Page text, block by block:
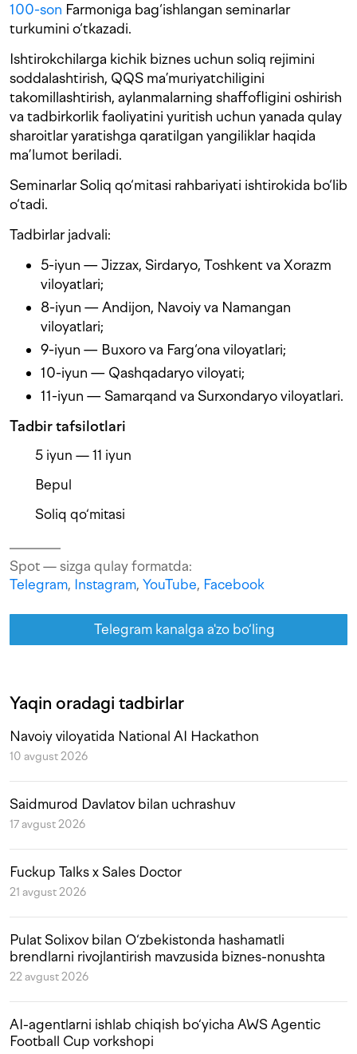
100-son Farmoniga bag‘ishlangan seminarlar
turkumini o‘tkazadi.
Ishtirokchilarga kichik biznes uchun soliq rejimini
soddalashtirish, QQS ma’muriyatchiligini
takomillashtirish, aylanmalarning shaffofligini oshirish
va tadbirkorlik faoliyatini yuritish uchun yanada qulay
sharoitlar yaratishga qaratilgan yangiliklar haqida
ma’lumot beriladi.
Seminarlar Soliq qo‘mitasi rahbariyati ishtirokida bo‘lib
o‘tadi.
Tadbirlar jadvali:
5-iyun — Jizzax, Sirdaryo, Toshkent va Xorazm
viloyatlari;
8-iyun — Andijon, Navoiy va Namangan
viloyatlari;
9-iyun — Buxoro va Farg‘ona viloyatlari;
10-iyun — Qashqadaryo viloyati;
11-iyun — Samarqand va Surxondaryo viloyatlari.
Tadbir tafsilotlari
5 iyun — 11 iyun
Bepul
Soliq qo‘mitasi
Spot — sizga qulay formatda:
Telegram, Instagram, YouTube, Facebook
Telegram kanalga a'zo bo‘ling
Yaqin oradagi tadbirlar
Navoiy viloyatida National AI Hackathon
10 avgust 2026
Saidmurod Davlatov bilan uchrashuv
17 avgust 2026
Fuckup Talks x Sales Doctor
21 avgust 2026
Pulat Solixov bilan O‘zbekistonda hashamatli
brendlarni rivojlantirish mavzusida biznes-nonushta
22 avgust 2026
AI-agentlarni ishlab chiqish bo‘yicha AWS Agentic
Football Cup vorkshopi